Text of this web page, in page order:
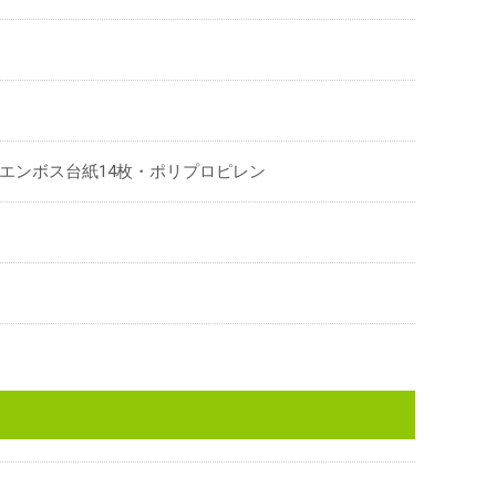
ンボス台紙14枚・ポリプロピレン